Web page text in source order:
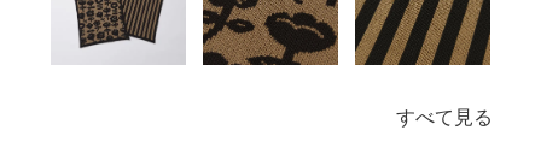
すべて見る